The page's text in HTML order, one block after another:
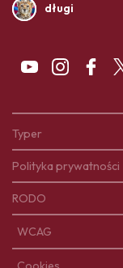
długi
Typer
Polityka prywatności
RODO
WCAG